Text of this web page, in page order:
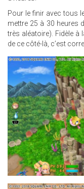
Pour le finir avec tous
mettre 25 à 30 heures
très aléatoire). Fidèle à
de ce côté-là, c’est
16.JPG